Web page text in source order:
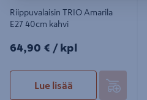
Riippuvalaisin TRIO Amarila
E27 40cm kahvi
64,90€/kpl
64,90 € / kpl
Lue lisää